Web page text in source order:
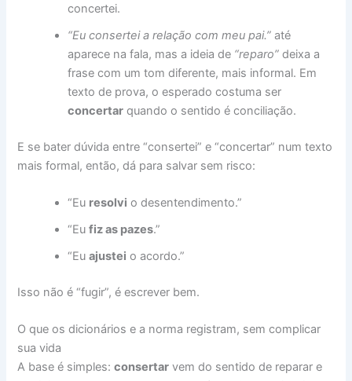
concertei.
“Eu consertei a relação com meu pai.” até
aparece na fala, mas a ideia de “reparo” deixa a
frase com um tom diferente, mais informal. Em
texto de prova, o esperado costuma ser
concertar quando o sentido é conciliação.
E se bater dúvida entre “consertei” e “concertar” num texto
mais formal, então, dá para salvar sem risco:
“Eu resolvi o desentendimento.”
“Eufiz as pazes.”
“Euajustei o acordo.”
Isso não é “fugir”, é escrever bem.
O que os dicionários e a norma registram, sem complicar
sua vida
A base é simples:consertar vem do sentido de reparar e